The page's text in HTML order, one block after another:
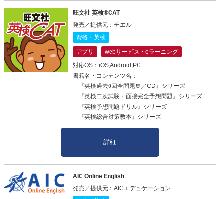
旺文社 英検®CAT
発売／提供元：チエル
資格・英検
アプリ
webサービス・eラーニング
対応OS：iOS,Android,PC
書籍名・コンテンツ名：
『英検過去6回全問題集／CD』シリーズ
『英検二次試験・面接完全予想問題』シリーズ
『英検予想問題ドリル』シリーズ
『英検総合対策教本』シリーズ
詳細
AIC Online English
発売／提供元：AICエデュケーション